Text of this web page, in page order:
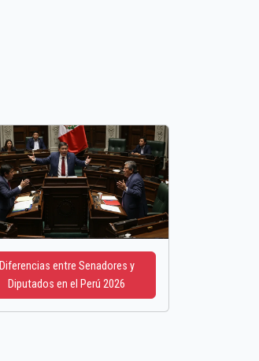
Diferencias entre Senadores y
Diputados en el Perú 2026